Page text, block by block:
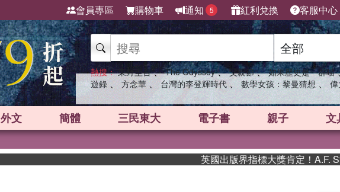
會員專區 購物車 通知 5 紅利兌換 客服中心
熱搜： 東野圭吾 、 The Odyssey 、 父親節 、 如果歷史是一群喵
遊錄 、 方念華 、 台灣的李登輝時代 、 數學女孩：黎曼猜想 、
外文 簡體 三民東大 電子書 親子 文
英國出版界指標大獎肯定！A.F.